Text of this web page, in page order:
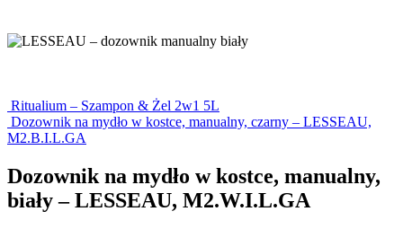
Ritualium – Szampon & Żel 2w1 5L
Dozownik na mydło w kostce, manualny, czarny – LESSEAU,
M2.B.I.L.GA
Dozownik na mydło w kostce, manualny,
biały – LESSEAU, M2.W.I.L.GA